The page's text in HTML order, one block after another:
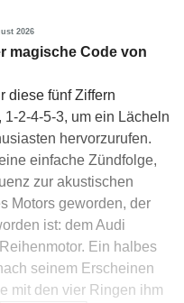
2026
magische Code von
diese fünf Ziffern
1-2-4-5-3, um ein Lächeln
hervorzurufen.
einfache Zündfolge,
zur akustischen
Motors geworden, der
ist: dem Audi
Ein halbes
seinem Erscheinen
mit den vier Ringen ihm